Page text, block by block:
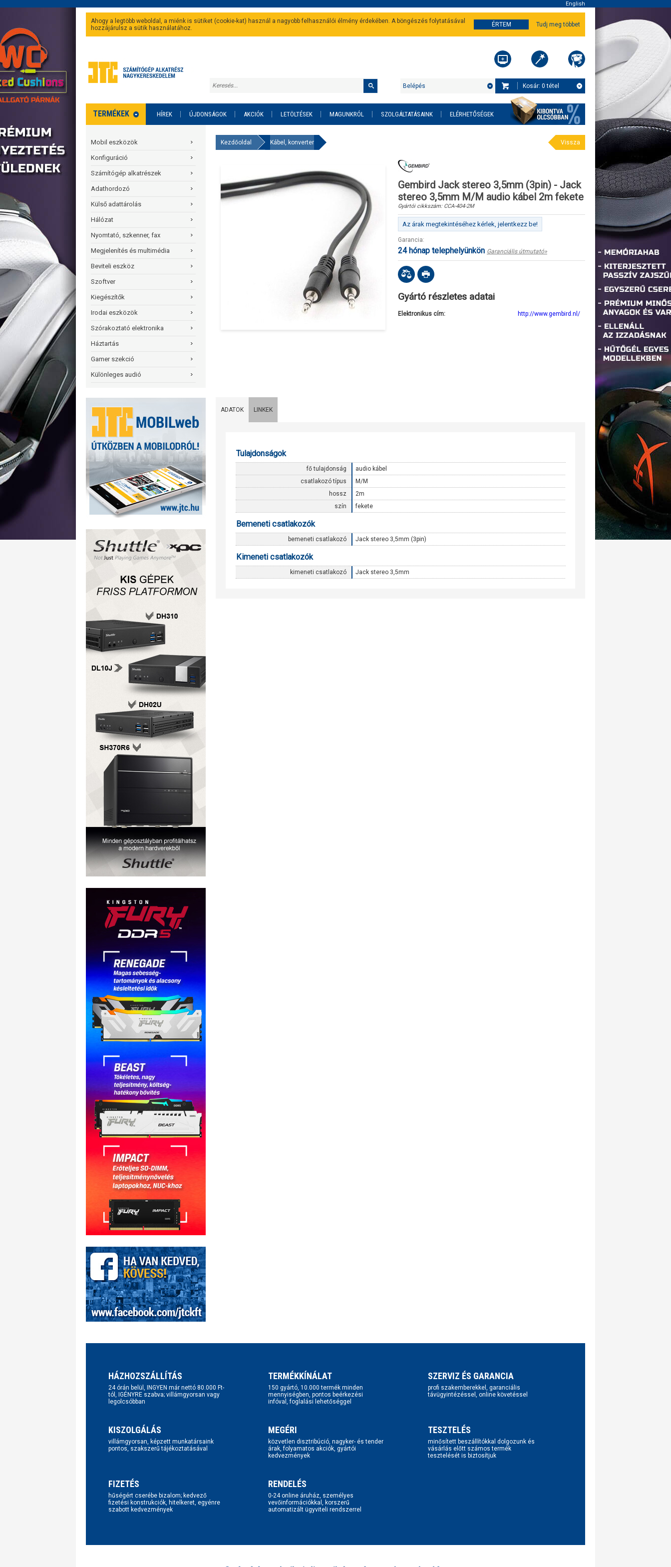
English
Ahogy a legtöbb weboldal, a miénk is sütiket (cookie-kat) használ a nagyobb felhasználói élmény érdekében. A böngészés folytatásával
hozzájárulsz a sütik használatához.
ÉRTEM Tudj meg többet
Kosár: 0 tétel
Belépés
TERMÉKEK HÍREK ÚJDONSÁGOK AKCIÓK LETÖLTÉSEK MAGUNKRÓL SZOLGÁLTATÁSAINK ELÉRHETŐSÉGEK
Mobil eszközök
Konfiguráció
Számítógép alkatrészek
Adathordozó
Külső adattárolás
Hálózat
Nyomtató, szkenner, fax
Megjelenítés és multimédia
Beviteli eszköz
Szoftver
Kiegészítők
Irodai eszközök
Szórakoztató elektronika
Háztartás
Gamer szekció
Különleges audió
Kezdőoldal Kábel, konverter Vissza
Gembird Jack stereo 3,5mm (3pin) - Jack
stereo 3,5mm M/M audio kábel 2m fekete
Gyártói cikkszám: CCA-404-2M
Az árak megtekintéséhez kérlek, jelentkezz be!
Garancia:
24 hónap telephelyünkön Garanciális útmutató»
Gyártó részletes adatai
Elektronikus cím: http://www.gembird.nl/
ADATOK LINKEK
Tulajdonságok
fő tulajdonság
audio kábel
csatlakozó típus
M/M
hossz
2m
szín
fekete
Bemeneti csatlakozók
bemeneti csatlakozó Jack stereo 3,5mm (3pin)
Kimeneti csatlakozók
kimeneti csatlakozó Jack stereo 3,5mm
HÁZHOZSZÁLLÍTÁS
24 órán belül, INGYEN már nettó 80.000 Ft-
tól, IGÉNYRE szabva; villámgyorsan vagy
legolcsóbban
TERMÉKKÍNÁLAT
150 gyártó, 10.000 termék minden
mennyiségben, pontos beérkezési
infóval, foglalási lehetőséggel
SZERVIZ ÉS GARANCIA
profi szakemberekkel, garanciális
távügyintézéssel, online követéssel
KISZOLGÁLÁS
villámgyorsan, képzett munkatársaink
pontos, szakszerű tájékoztatásával
MEGÉRI
közvetlen disztribúció, nagyker- és tender
árak, folyamatos akciók, gyártói
kedvezmények
TESZTELÉS
minősített beszállítókkal dolgozunk és
vásárlás előtt számos termék
tesztelését is biztosítjuk
FIZETÉS
hűségért cserébe bizalom; kedvező
fizetési konstrukciók, hitelkeret, egyénre
szabott kedvezmények
RENDELÉS
0-24 online áruház, személyes
vevőinformációkkal, korszerű
automatizált ügyviteli rendszerrel